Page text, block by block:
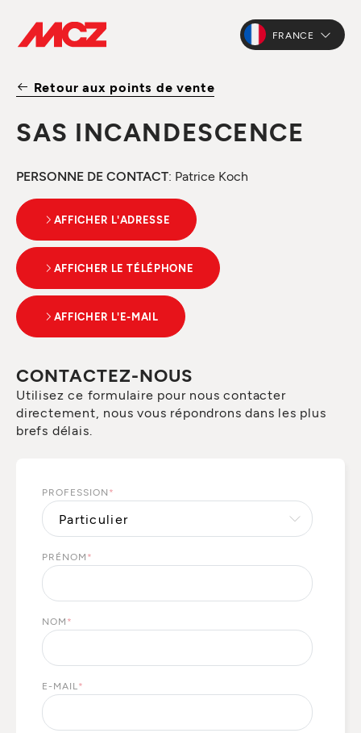
FRANCE
Retour aux points de vente
SAS INCANDESCENCE
PERSONNE DE CONTACT: Patrice Koch
AFFICHER L'ADRESSE
AFFICHER LE TÉLÉPHONE
AFFICHER L'E-MAIL
CONTACTEZ-NOUS
Utilisez ce formulaire pour nous contacter
directement, nous vous répondrons dans les plus
brefs délais.
PROFESSION *
PRÉNOM *
NOM *
E-MAIL *